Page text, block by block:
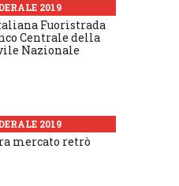
2019
Fuoristrada
Centrale della
Nazionale
2019
mercato retrò